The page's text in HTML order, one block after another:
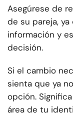
Asegúrese de
de su pareja,
información y
decisión.
Si el cambio
sienta que ya
opción.
área de tu